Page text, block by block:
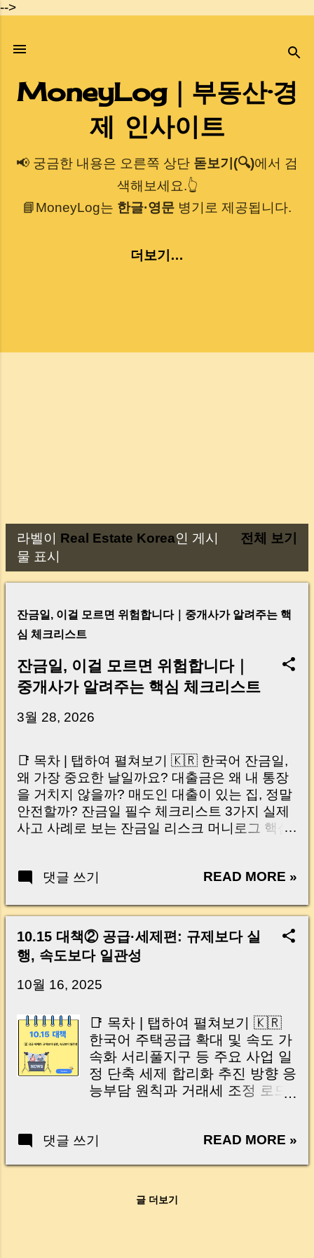
-->
기본 콘텐츠로 건너뛰기
MoneyLog｜부동산·경
제 인사이트
📢 궁금한 내용은 오른쪽 상단 돋보기(🔍)에서 검
색해보세요.👆
📘MoneyLog는 한글·영문 병기로 제공됩니다.
더보기…
글
라벨이 Real Estate Korea인 게시
물 표시
전체 보기
잔금일, 이걸 모르면 위험합니다｜중개사가 알려주는 핵
심 체크리스트
잔금일, 이걸 모르면 위험합니다｜
중개사가 알려주는 핵심 체크리스트
3월 28, 2026
📑 목차 | 탭하여 펼쳐보기 🇰🇷 한국어 잔금일,
왜 가장 중요한 날일까요? 대출금은 왜 내 통장
을 거치지 않을까? 매도인 대출이 있는 집, 정말
안전할까? 잔금일 필수 체크리스트 3가지 실제
사고 사례로 보는 잔금일 리스크 머니로그 핵심
Your Account Is It Safe If the Seller Has a
Real Risks and Mistakes to Avoid MoneyLog
Key Takeaway 혹시 이런 생각 해보신 적 있으
신가요? “잔금일… 그냥 돈 보내고 끝나는 거 아
닌가요?” 하지만 현장에서 보면 전혀 그렇지 않
습니다. 잔금일은 ‘서류 몇 장 처리하는 날’이 아
이는 가장 긴장되는 순간 입니다. 실제로 제가
중개 현장에서 겪었던 일입니다. 금요일 오후 3
시, 이체 한도에 막혀 송금이 멈췄고 그 자리에
서 계약이 무산될 뻔한 아찔한 상황이 있었습니
다. 또 어떤 분은 이렇게 말씀하십니다. “내 대출
인데 왜 내 통장으로 안 들어오죠?” “매도인이 대
사실은 ‘구조’를 몰라서 생기는 걱정입니다. 그래
서 오늘은 잔금일에 실제로 돈이 어떻게 움직이
는지, 왜 사고가 나는지, 그리고 무엇을 꼭 준비
드리겠습니다. 이 글 하나만 제대로 이해하시면,
댓글 쓰기 READ MORE »
10.15 대책② 공급·세제편: 규제보다 실
행, 속도보다 일관성
10월 16, 2025
📑 목차 | 탭하여 펼쳐보기 🇰🇷
한국어 주택공급 확대 및 속도 가
속화 서리풀지구 등 주요 사업 일
정 단축 세제 합리화 추진 방향 응
능부담 원칙과 거래세 조정 로드
석 핵심 요약 및 머니로그 정리
District, etc.) Direction of Real
댓글 쓰기 READ MORE »
글 더보기